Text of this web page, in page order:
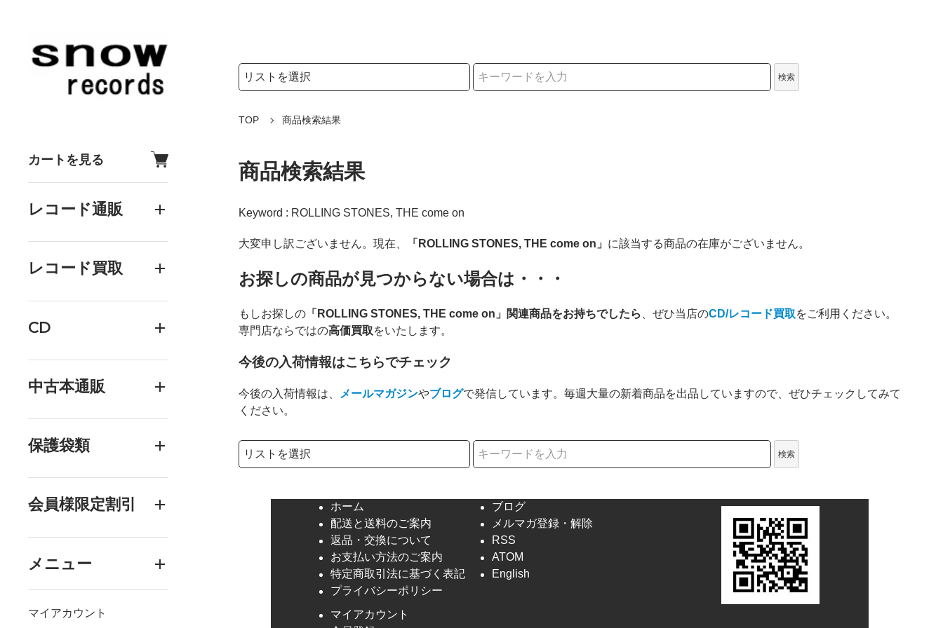
カートを見る
レコード通販
レコード買取
CD
中古本通販
保護袋類
会員様限定割引
メニュー
マイアカウント
検索リストの選択
検索
TOP 商品検索結果
商品検索結果
Keyword : ROLLING STONES, THE come on
大変申し訳ございません。現在、 「ROLLING STONES, THE come on」 に該当する商品の在庫がございません。
お探しの商品が見つからない場合は・・・
もしお探しの 「ROLLING STONES, THE come on」関連商品をお持ちでしたら 、ぜひ当店のCD/レコード買取をご利用ください。
専門店ならではの高価買取をいたします。
今後の入荷情報はこちらでチェック
今後の入荷情報は、 メールマガジンやブログで発信しています。毎週大量の新着商品を出品していますので、ぜひチェックしてみて
ください。
検索リストの選択
検索
ホーム
配送と送料のご案内
返品・交換について
お支払い方法のご案内
特定商取引法に基づく表記
プライバシーポリシー
ブログ
メルマガ登録・解除
RSS
ATOM
English
マイアカウント